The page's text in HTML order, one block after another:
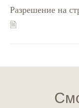
Разрешение на
🗎